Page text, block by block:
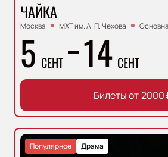
ЧАЙКА
Москва МХТ им. А. П. Чехова
5 СЕНТ 14 СЕНТ
Билеты от 2000
Драма
Популярное